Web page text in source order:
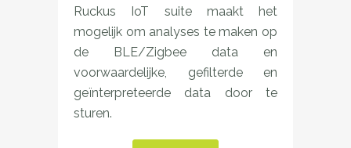
Ruckus IoT suite maakt het
mogelijk om analyses te maken op
de BLE/Zigbee data en
voorwaardelijke, gefilterde en
geïnterpreteerde data door te
sturen.